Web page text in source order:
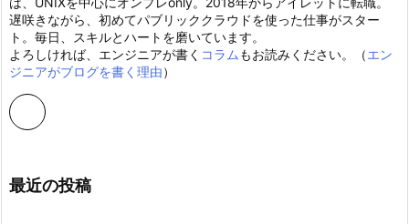
遅咲きながら、初めてパブリッククラウドを使った仕事がスター
ト。毎日、スキルとハートを磨いています。
よろしければ、エンジニアが書く コラム もお読みください。（エン
ジニアがブログを書く理由）
最近の投稿